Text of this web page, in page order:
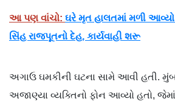
આ પણ વાંચો: ઘરે મૃત હાલતમાં મળી
સિંહ રાજપૂતનો દેહ, કાર્યવાહી શરૂ
અગાઉ ઘમકીની ઘટના સામે આવી હતી.
અજાણ્યા વ્યક્તિનો ફોન આવ્યો હતો, જેમાં